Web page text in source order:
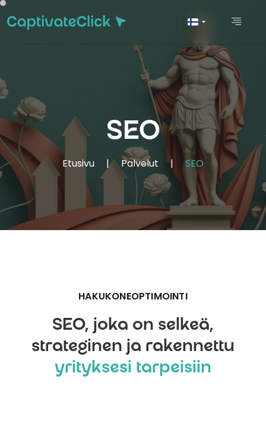
SEO
Etusivu | Palvelut | SEO
HAKUKONEOPTIMOINTI
SEO, joka on selkeä,
strateginen ja rakennettu
yrityksesi tarpeisiin